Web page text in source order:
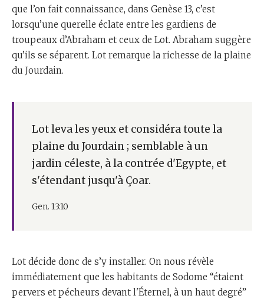
que l’on fait connaissance, dans Genèse 13, c’est
lorsqu’une querelle éclate entre les gardiens de
troupeaux d’Abraham et ceux de Lot. Abraham suggère
qu’ils se séparent. Lot remarque la richesse de la plaine
du Jourdain.
Lot leva les yeux et considéra toute la
plaine du Jourdain ; semblable à un
jardin céleste, à la contrée d'Egypte, et
s'étendant jusqu'à Çoar.
Gen. 13:10
Lot décide donc de s’y installer. On nous révèle
immédiatement que les habitants de Sodome “étaient
pervers et pécheurs devant l'Éternel, à un haut degré”